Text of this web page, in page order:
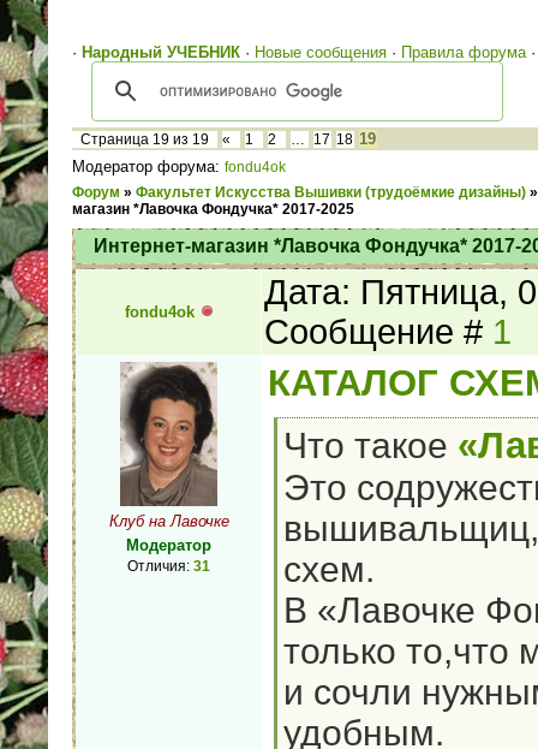
· Народный УЧЕБНИК · Новые сообщения · Правила форума
Страница 19 из 19 « 1 2 … 17 18 19
Модератор форума: fondu4ok
Форум » Факультет Искусства Вышивки (трудоёмкие дизайны) »
магазин *Лавочка Фондучка* 2017-2025
Интернет-магазин *Лавочка Фондучка* 2017-
fondu4ok
Дата: Пятница,
Сообщение # 1
Клуб на Лавочке
Модератор
Отличия: 31
КАТАЛОГ
Что такое
Это
схем.
В «Лавочке
только то,что
и сочли
удобным.